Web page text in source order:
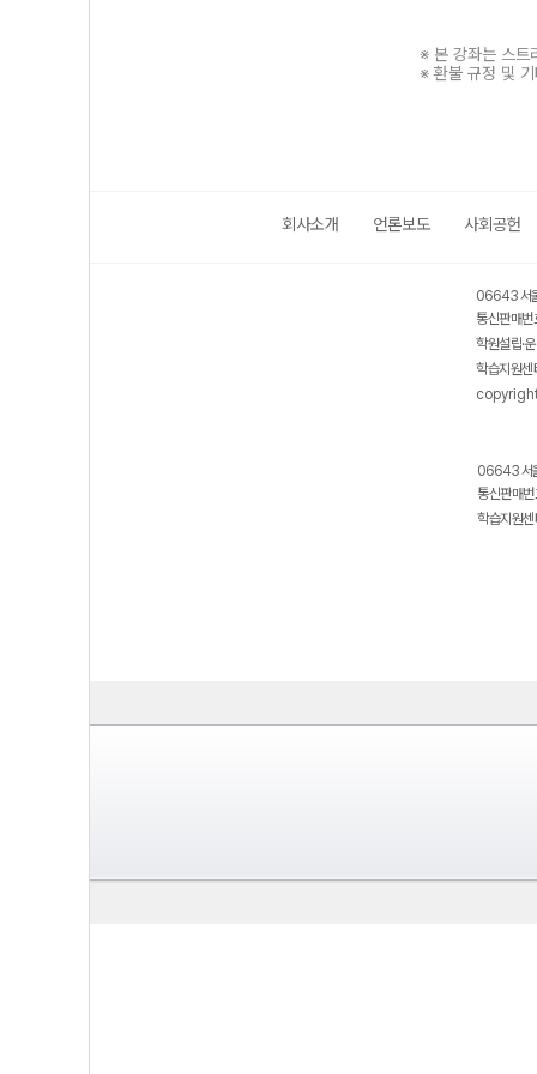
※ 본 강좌는 스트
※ 환불 규정 및
회사소개 언론보도 사회공헌
06643 서
통신판매
학원설립·
학습지원
06643 서
통신판매
학습지원